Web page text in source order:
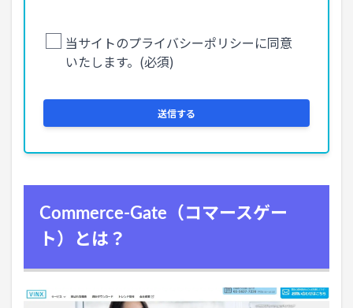
Commerce-Gate（コマースゲー
ト）とは？